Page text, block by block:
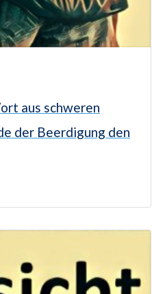
aus schweren
der Beerdigung den